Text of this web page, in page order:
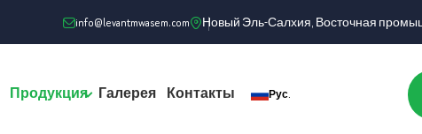
info@levantmwasem.com Новый Эль-Салхия, Восточная
Продукция Галерея Контакты Рус.